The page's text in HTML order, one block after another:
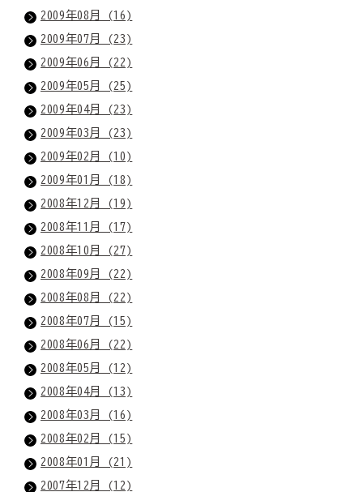
2009年08月 (16)
2009年07月 (23)
2009年06月 (22)
2009年05月 (25)
2009年04月 (23)
2009年03月 (23)
2009年02月 (10)
2009年01月 (18)
2008年12月 (19)
2008年11月 (17)
2008年10月 (27)
2008年09月 (22)
2008年08月 (22)
2008年07月 (15)
2008年06月 (22)
2008年05月 (12)
2008年04月 (13)
2008年03月 (16)
2008年02月 (15)
2008年01月 (21)
2007年12月 (12)